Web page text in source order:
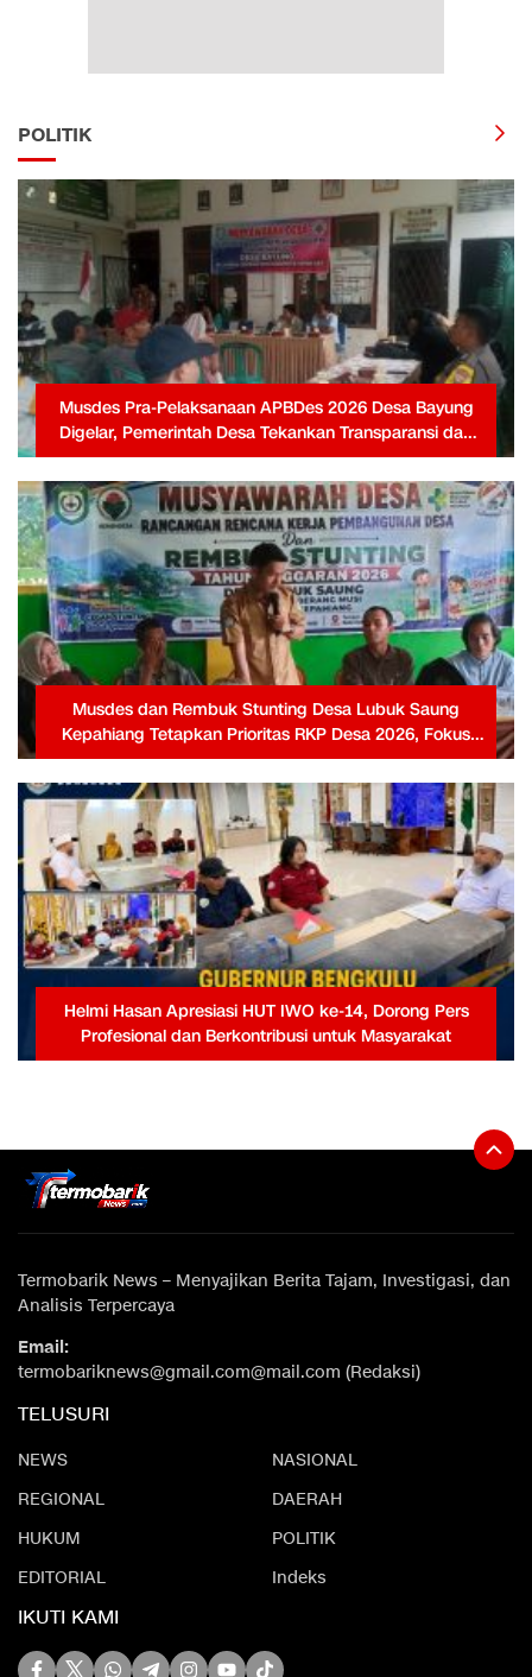
POLITIK
Musdes Pra-Pelaksanaan APBDes 2026 Desa Bayung
Digelar, Pemerintah Desa Tekankan Transparansi dan
Partisipasi Warga
Musdes dan Rembuk Stunting Desa Lubuk Saung
Kepahiang Tetapkan Prioritas RKP Desa 2026, Fokus
Infrastruktur dan Penurunan Stunting
Helmi Hasan Apresiasi HUT IWO ke-14, Dorong Pers
Profesional dan Berkontribusi untuk Masyarakat
Termobarik News – Menyajikan Berita Tajam, Investigasi, dan
Analisis Terpercaya
Email:
termobariknews@gmail.com@mail.com (Redaksi)
TELUSURI
NEWS
NASIONAL
REGIONAL
DAERAH
HUKUM
POLITIK
EDITORIAL
Indeks
IKUTI KAMI